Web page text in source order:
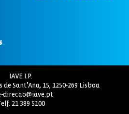
.
IAVE I.P.
Sant’Ana, 15, 1250-269 Lisboa
direcao@iave.pt
21 389 5100